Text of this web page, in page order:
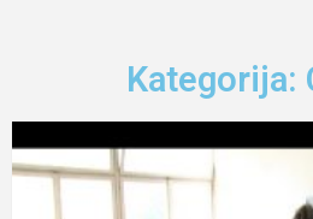
Kategorija: